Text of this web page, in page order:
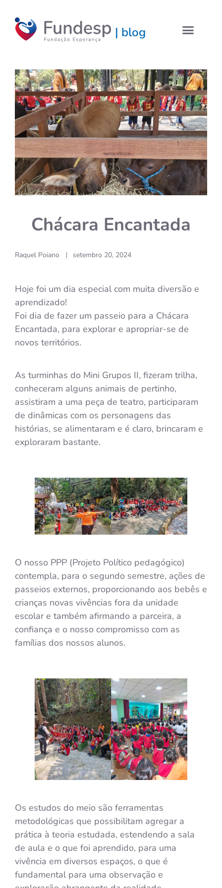
| blog
Chácara Encantada
Raquel Poiano setembro 20, 2024
Hoje foi um dia especial com muita diversão e
aprendizado!
Foi dia de fazer um passeio para a Chácara
Encantada, para explorar e apropriar-se de
novos territórios.
As turminhas do Mini Grupos II, fizeram trilha,
conheceram alguns animais de pertinho,
assistiram a uma peça de teatro, participaram
de dinâmicas com os personagens das
histórias, se alimentaram e é claro, brincaram e
exploraram bastante.
O nosso PPP (Projeto Político pedagógico)
contempla, para o segundo semestre, ações de
passeios externos, proporcionando aos bebês e
crianças novas vivências fora da unidade
escolar e também afirmando a parceira, a
confiança e o nosso compromisso com as
famílias dos nossos alunos.
Os estudos do meio são ferramentas
metodológicas que possibilitam agregar a
prática à teoria estudada, estendendo a sala
de aula e o que foi aprendido, para uma
vivência em diversos espaços, o que é
fundamental para uma observação e